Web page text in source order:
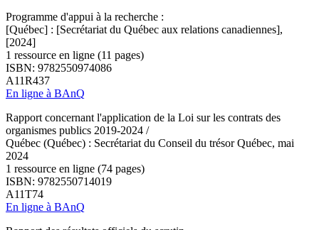
Programme d'appui à la recherche :
[Québec] : [Secrétariat du Québec aux relations canadiennes],
[2024]
1 ressource en ligne (11 pages)
ISBN: 9782550974086
A11R437
En ligne à BAnQ
Rapport concernant l'application de la Loi sur les contrats des
organismes publics 2019-2024 /
Québec (Québec) : Secrétariat du Conseil du trésor Québec, mai
2024
1 ressource en ligne (74 pages)
ISBN: 9782550714019
A11T74
En ligne à BAnQ